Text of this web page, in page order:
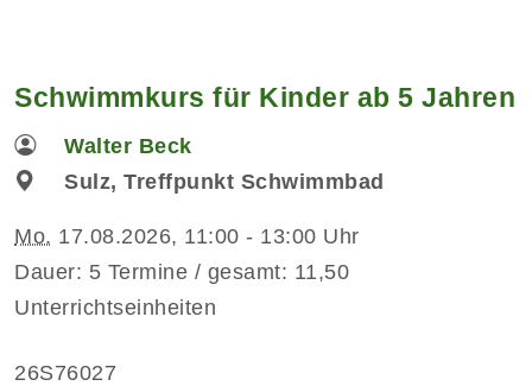
Schwimmkurs für Kinder ab 5 Jahren
Walter Beck
Sulz, Treffpunkt Schwimmbad
Mo. 17.08.2026, 11:00 - 13:00 Uhr
Dauer: 5 Termine / gesamt: 11,50
Unterrichtseinheiten
26S76027